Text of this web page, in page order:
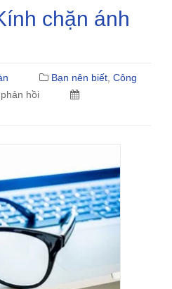
chặn ánh
Bạn nên biết Công
hồi